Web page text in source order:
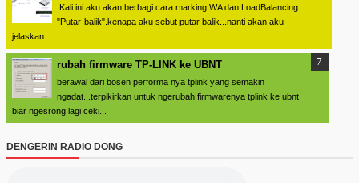
Kali ini aku akan berbagi cara marking WA dan LoadBalancing
"Putar-balik".kenapa aku sebut putar balik...nanti akan aku
jelaskan ...
rubah firmware TP-LINK ke UBNT
berawal dari bosen performa nya tplink yang semakin
ngadat...terpikirkan untuk ngerubah firmwarenya tplink ke ubnt
biar ngesrong lagi ceki...
DENGERIN RADIO DONG